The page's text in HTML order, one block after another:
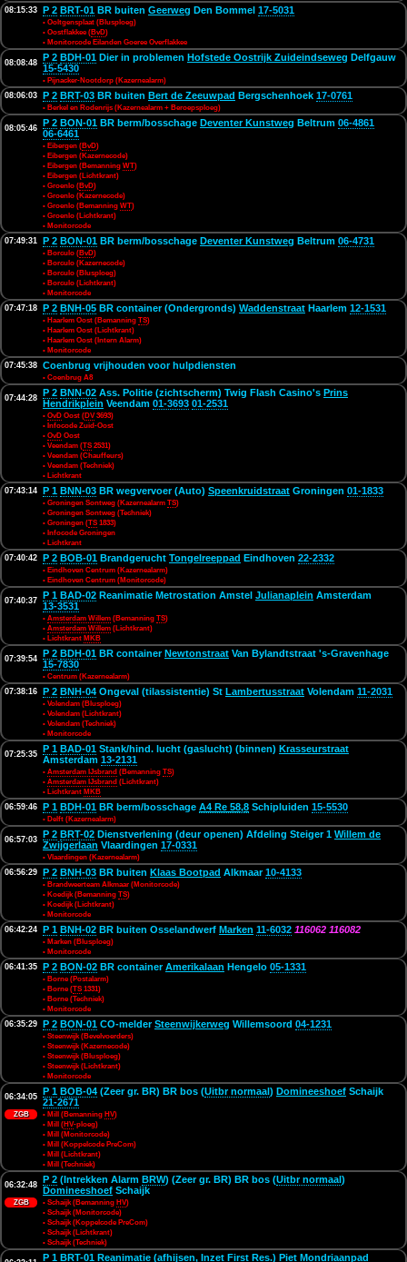
08:15:33 P 2 BRT-01 BR buiten Geerweg Den Bommel 17-5031
• Ooltgensplaat (Blusploeg)
• Oostflakkee (BvD)
• Monitorcode Eilanden Goeree Overflakkee
08:08:48 P 2 BDH-01 Dier in problemen Hofstede Oostrijk Zuideindseweg Delfgauw
15-5430
• Pijnacker-Nootdorp (Kazernealarm)
08:06:03 P 2 BRT-03 BR buiten Bert de Zeeuwpad Bergschenhoek 17-0761
• Berkel en Rodenrijs (Kazernealarm + Beroepsploeg)
08:05:46 P 2 BON-01 BR berm/bosschage Deventer Kunstweg Beltrum 06-4861
06-6461
• Eibergen (BvD)
• Eibergen (Kazernecode)
• Eibergen (Bemanning WT)
• Eibergen (Lichtkrant)
• Groenlo (BvD)
• Groenlo (Kazernecode)
• Groenlo (Bemanning WT)
• Groenlo (Lichtkrant)
• Monitorcode
07:49:31 P 2 BON-01 BR berm/bosschage Deventer Kunstweg Beltrum 06-4731
• Borculo (BvD)
• Borculo (Kazernecode)
• Borculo (Blusploeg)
• Borculo (Lichtkrant)
• Monitorcode
07:47:18 P 2 BNH-05 BR container (Ondergronds) Waddenstraat Haarlem 12-1531
• Haarlem Oost (Bemanning TS)
• Haarlem Oost (Lichtkrant)
• Haarlem Oost (Intern Alarm)
• Monitorcode
07:45:38 Coenbrug vrijhouden voor hulpdiensten
• Coenbrug A8
07:44:28 P 2 BNN-02 Ass. Politie (zichtscherm) Twig Flash Casino's Prins
Hendrikplein Veendam 01-3693 01-2531
• OvD Oost (DV3693)
• Infocode Zuid-Oost
• OvD Oost
• Veendam (TS 2531)
• Veendam (Chauffeurs)
• Veendam (Techniek)
• Lichtkrant
07:43:14 P 1 BNN-03 BR wegvervoer (Auto) Speenkruidstraat Groningen 01-1833
• Groningen Sontweg (Kazernealarm TS)
• Groningen Sontweg (Techniek)
• Groningen (TS 1833)
• Infocode Groningen
• Lichtkrant
07:40:42 P 2 BOB-01 Brandgerucht Tongelreeppad Eindhoven 22-2332
• Eindhoven Centrum (Kazernealarm)
• Eindhoven Centrum (Monitorcode)
07:40:37 P 1 BAD-02 Reanimatie Metrostation Amstel Julianaplein Amsterdam
13-3531
• Amsterdam Willem (Bemanning TS)
• Amsterdam Willem (Lichtkrant)
• Lichtkrant MKB
07:39:54 P 2 BDH-01 BR containerNewtonstraat Van Bylandtstraat 's-Gravenhage
15-7830
• Centrum (Kazernealarm)
07:38:16 P 2 BNH-04 Ongeval (tilassistentie) St Lambertusstraat Volendam 11-2031
• Volendam (Blusploeg)
• Volendam (Lichtkrant)
• Volendam (Techniek)
• Monitorcode
07:25:35 P 1 BAD-01 Stank/hind. lucht (gaslucht) (binnen) Krasseurstraat
Amsterdam 13-2131
• Amsterdam IJsbrand (Bemanning TS)
• Amsterdam IJsbrand (Lichtkrant)
• Lichtkrant MKB
06:59:46 P 1 BDH-01 BR berm/bosschage A4 Re 58,8 Schipluiden 15-5530
• Delft (Kazernealarm)
06:57:03 P 2 BRT-02 Dienstverlening (deur openen) Afdeling Steiger 1 Willem de
Zwijgerlaan Vlaardingen 17-0331
• Vlaardingen (Kazernealarm)
06:56:29 P 2 BNH-03 BR buiten Klaas Bootpad Alkmaar10-4133
• Brandweerteam Alkmaar (Monitorcode)
• Koedijk (Bemanning TS)
• Koedijk (Lichtkrant)
• Monitorcode
06:42:24 P 1 BNH-02 BR buiten Osselandwerf Marken 11-6032 116062 116082
• Marken (Blusploeg)
• Monitorcode
06:41:35 P 2 BON-02 BR containerAmerikalaan Hengelo 05-1331
• Borne (Postalarm)
• Borne (TS 1331)
• Borne (Techniek)
• Monitorcode
06:35:29 P 2 BON-01 CO-melderSteenwijkerweg Willemsoord 04-1231
• Steenwijk (Bevelvoerders)
• Steenwijk (Kazernecode)
• Steenwijk (Blusploeg)
• Steenwijk (Lichtkrant)
• Monitorcode
06:34:05 P 1 BOB-04 (Zeer gr. BR) BR bos (Uitbr normaal) Domineeshoef Schaijk
21-2671
ZGB • Mill (Bemanning HV)
• Mill (HV-ploeg)
• Mill (Monitorcode)
• Mill (Koppelcode PreCom)
• Mill (Lichtkrant)
• Mill (Techniek)
06:32:48 P 2 (Intrekken Alarm BRW) (Zeer gr. BR) BR bos (Uitbr normaal)
Domineeshoef Schaijk
ZGB • Schaijk (Bemanning HV)
• Schaijk (Monitorcode)
• Schaijk (Koppelcode PreCom)
• Schaijk (Lichtkrant)
• Schaijk (Techniek)
P 1 BRT-01 Reanimatie (afhijsen, Inzet First Res.) Piet Mondriaanpad